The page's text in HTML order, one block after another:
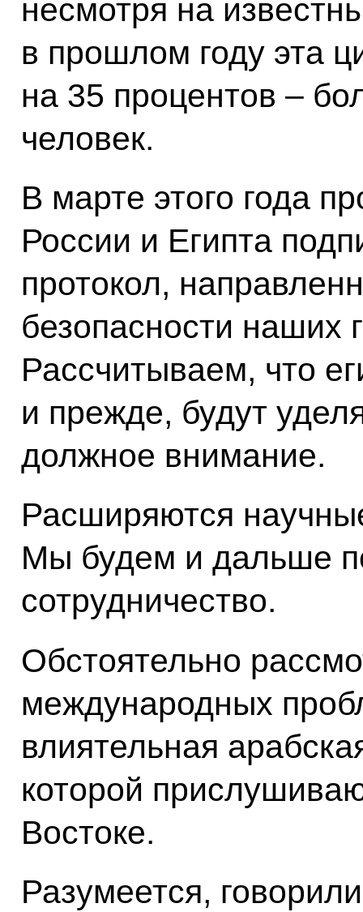
несмотря на
в прошлом году эта
на 35 процентов –
человек.
В марте этого года
России и Египта
протокол,
безопасности наших
Рассчитываем, что
и прежде, будут
должное внимание.
Расширяются
Мы будем и дальше
сотрудничество.
Обстоятельно
международных
влиятельная
которой
Востоке.
Разумеется,